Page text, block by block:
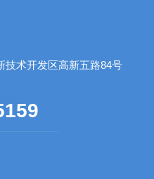
技术开发区高新五路84号